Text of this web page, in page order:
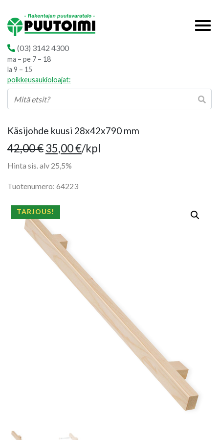
(03) 3142 4300
ma – pe 7 – 18
la 9 – 15
poikkeusaukioloajat:
Käsijohde kuusi 28x42x790 mm
42,00€Alkuperäinen
hinta
35,00€Nykyinen
/kpl
Hinta sis. alv 25,5%
Tuotenumero: 64223
TARJOUS!